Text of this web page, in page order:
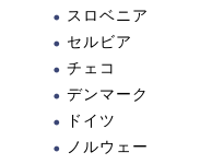
スロベニア
セルビア
チェコ
デンマーク
ドイツ
ノルウェー